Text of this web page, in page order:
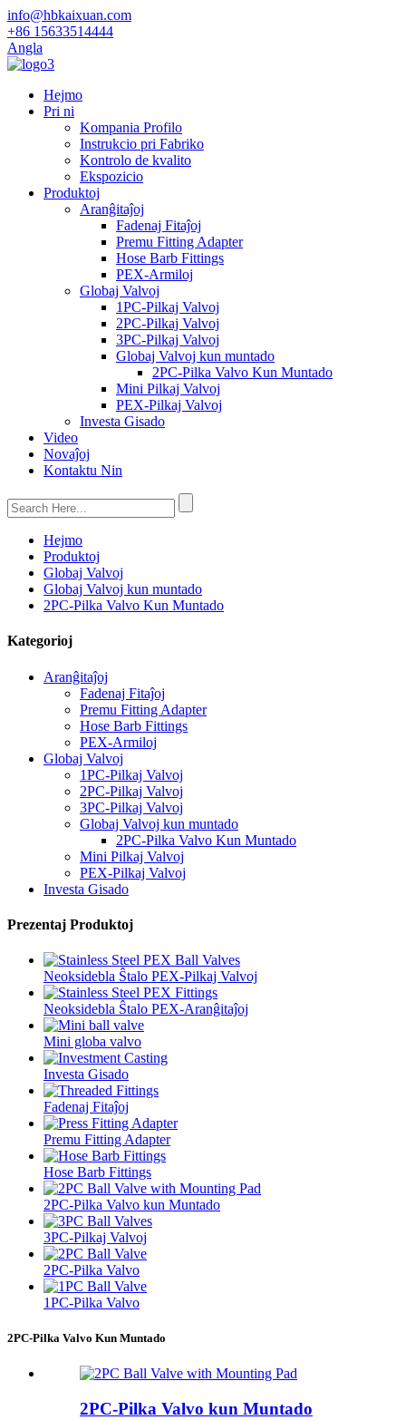
info@hbkaixuan.com
+86 15633514444
Angla
Hejmo
Pri ni
Kompania Profilo
Instrukcio pri Fabriko
Kontrolo de kvalito
Ekspozicio
Produktoj
Aranĝitaĵoj
Fadenaj Fitaĵoj
Premu Fitting Adapter
Hose Barb Fittings
PEX-Armiloj
Globaj Valvoj
1PC-Pilkaj Valvoj
2PC-Pilkaj Valvoj
3PC-Pilkaj Valvoj
Globaj Valvoj kun muntado
2PC-Pilka Valvo Kun Muntado
Mini Pilkaj Valvoj
PEX-Pilkaj Valvoj
Investa Gisado
Video
Novaĵoj
Kontaktu Nin
Hejmo
Produktoj
Globaj Valvoj
Globaj Valvoj kun muntado
2PC-Pilka Valvo Kun Muntado
Kategorioj
Aranĝitaĵoj
Fadenaj Fitaĵoj
Premu Fitting Adapter
Hose Barb Fittings
PEX-Armiloj
Globaj Valvoj
1PC-Pilkaj Valvoj
2PC-Pilkaj Valvoj
3PC-Pilkaj Valvoj
Globaj Valvoj kun muntado
2PC-Pilka Valvo Kun Muntado
Mini Pilkaj Valvoj
PEX-Pilkaj Valvoj
Investa Gisado
Prezentaj Produktoj
Neoksidebla Ŝtalo PEX-Pilkaj Valvoj
Neoksidebla Ŝtalo PEX-Aranĝitaĵoj
Mini globa valvo
Investa Gisado
Fadenaj Fitaĵoj
Premu Fitting Adapter
Hose Barb Fittings
2PC-Pilka Valvo kun Muntado
3PC-Pilkaj Valvoj
2PC-Pilka Valvo
1PC-Pilka Valvo
2PC-Pilka Valvo Kun Muntado
2PC-Pilka Valvo kun Muntado